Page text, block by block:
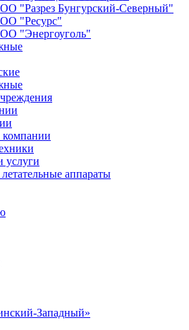
"Разрез Бунгурский-Северный"
"Ресурс"
"Энергоуголь"
компании
услуги
аппараты
Западный»